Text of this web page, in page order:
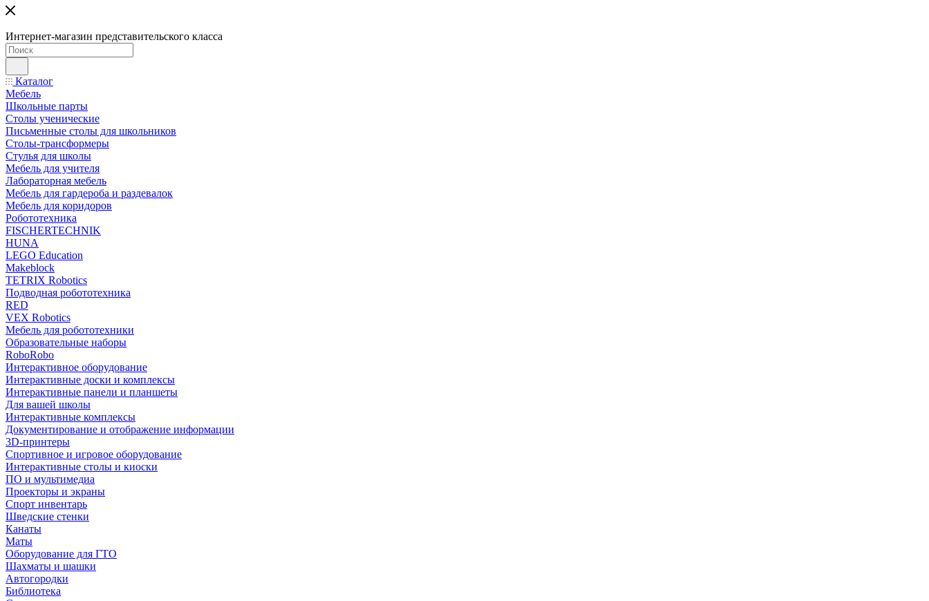
Интернет-магазин представительского класса
Каталог
Мебель
Школьные парты
Столы ученические
Письменные столы для школьников
Столы-трансформеры
Стулья для школы
Мебель для учителя
Лабораторная мебель
Мебель для гардероба и раздевалок
Мебель для коридоров
Робототехника
FISCHERTECHNIK
HUNA
LEGO Education
Makeblock
TETRIX Robotics
Подводная робототехника
RED
VEX Robotics
Мебель для робототехники
Образовательные наборы
RoboRobo
Интерактивное оборудование
Интерактивные доски и комплексы
Интерактивные панели и планшеты
Для вашей школы
Интерактивные комплексы
Документирование и отображение информации
3D-принтеры
Спортивное и игровое оборудование
Интерактивные столы и киоски
ПО и мультимедиа
Проекторы и экраны
Спорт инвентарь
Шведские стенки
Канаты
Маты
Оборудование для ГТО
Шахматы и шашки
Автогородки
Библиотека